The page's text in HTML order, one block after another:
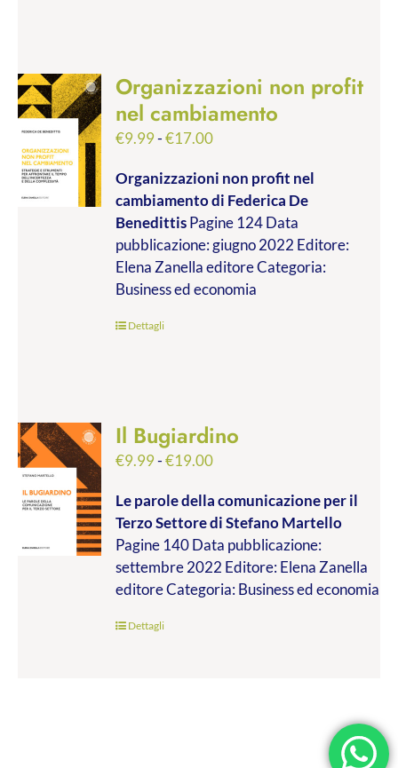
Organizzazioni non profit
nel cambiamento
€9.99-€17.00Fascia
prezzo:
da
€9.99
a
€17.00
Organizzazioni non profit nel
cambiamentodi Federica De
BenedittisPagine 124 Data
pubblicazione: giugno 2022 Editore:
Elena Zanella editore Categoria:
Business ed economia
Dettagli
Il Bugiardino
€9.99-€19.00Fascia
prezzo:
da
€9.99
a
€19.00
Le parole della comunicazione per il
Terzo Settoredi Stefano Martello
Pagine 140 Data pubblicazione:
settembre 2022 Editore: Elena Zanella
editore Categoria: Business ed economia
Dettagli